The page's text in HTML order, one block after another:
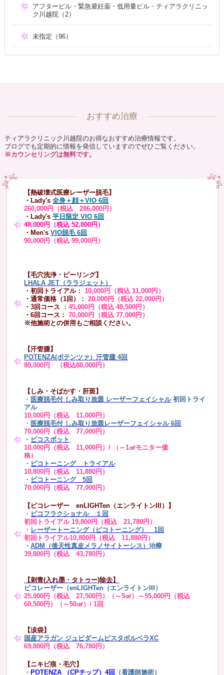
アフターピル・緊急避妊薬・低用量ピル・ティアラクリニッ
ク川越院（2）
未指定（96）
おすすめ治療
ティアラクリニック川越院のお得なおすすめ治療情報です。
ブログでも定期的に情報を発信していますのでぜひご覧ください。
※カウンセリングは無料です。
【熱破壊式医療レーザー脱毛】
・Lady's 全身＋顔＋VIO 6回
260,000円（税込 286,000円）
・Lady's平日限定 VIO 6回
48,000円（税込 52,800円）
・Men's VIO脱毛 6回
90,000円（税込 99,000円）
【毛穴洗浄・ピーリング】
LHALA JET（ララジェット）
・初回トライアル： 10,000円（税込 11,000円）
・通常価格（1回）：
20,000円（税込 22,000円）
・3回コース ：45,000円（税込 49,500円）
・6回コース：
70,000円（税込 77,000円）
※他施術との併用もご相談ください。
【汗管腫】
POTENZA(ポテンツァ）汗管腫 4回
80,000円 （税込88,000円）
【しみ・そばかす・肝斑】
・ 医療脱毛付 しみ取り放題 レーザーフェイシャル 初回トライ
アル
10,000円（税込 11,000円）
・ 医療脱毛付 しみ取り放題レーザーフェイシャル 6回
70,000円（税込 77,000円）
・ ピコスポット
10,000円（税込 11,000円）/ （～1㎠モニター価
格）
・ ピコトーニング トライアル
10,800円（税込 11,880円）
・ ピコトーニング 5回
70,000円（税込 77,000円）
【ピコレーザー enLIGHTen（エンライトンIII）】
・ ピコフラクショナル １回
初回トライアル 19,800円（税込 21,780円）
・ レーザートーニング（ピコトーニング） 1回
初回トライアル10,800円（税込 11,880円）
・ADM（後天性真皮メラノサイトーシス）治療
39,800円（税込 43,780円）
【刺青(入れ墨・タトゥー)除去】
ピコレーザー（enLIGHTen（エンライトンIII）
25,000円（税込 27,500円）（～5㎠）～55,000円（税込
60,500円）（～50㎠）/ 1回
【涙袋】
国産アラガン ジュビダームビスタボルベラXC
69,800円（税込 76,780円）
【ニキビ痕・毛穴】
・ POTENZA （CPチップ）4回 （看護師施術）